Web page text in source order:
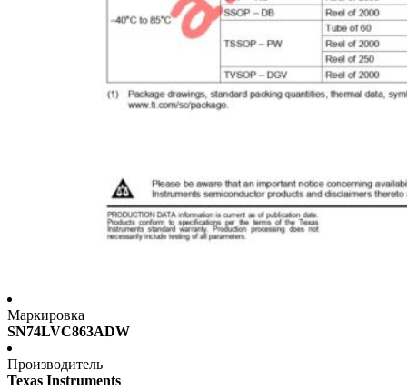
Маркировка
SN74LVC863ADW
Производитель
Texas Instruments